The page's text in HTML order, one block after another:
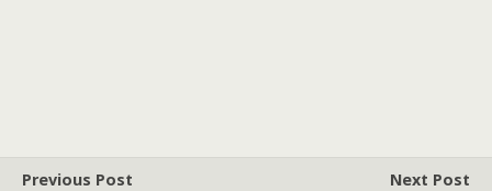
Previous Post
Next Post